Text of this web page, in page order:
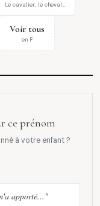
Le cavalier, le cheval…
Voir tous
en F
ce prénom
à votre enfant ?
apporté..."